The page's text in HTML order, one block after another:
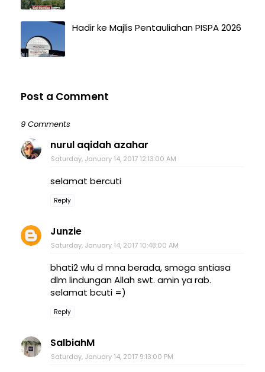
Hadir ke Majlis Pentauliahan PISPA 2026
Post a Comment
9 Comments
nurul aqidah azahar
Saturday, January 14, 2017 12:13:00 AM
selamat bercuti
Reply
Junzie
Saturday, January 14, 2017 10:48:00 AM
bhati2 wlu d mna berada, smoga sntiasa
dlm lindungan Allah swt. amin ya rab.
selamat bcuti =)
Reply
SalbiahM
Saturday, January 14, 2017 9:13:00 PM